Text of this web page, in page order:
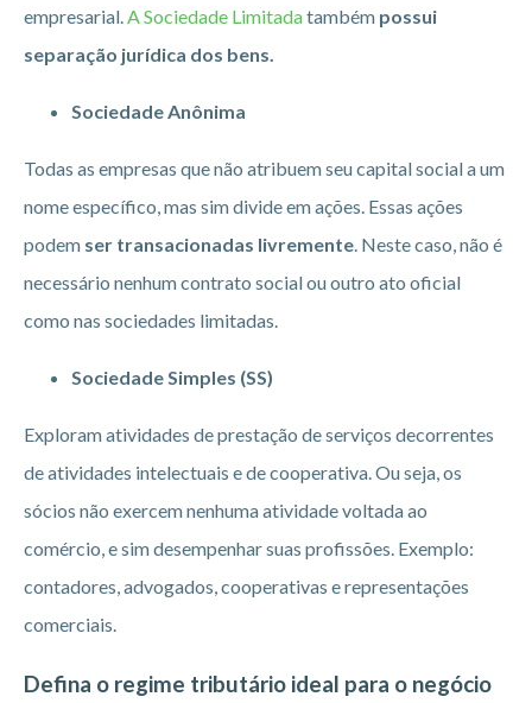
empresarial.A Sociedade Limitadatambém possui
separação jurídica dos bens.
Sociedade Anônima
Todas as empresas que não atribuem seu capital social a um
nome específico, mas sim divide em ações. Essas ações
podem ser transacionadas livremente. Neste caso, não é
necessário nenhum contrato social ou outro ato oficial
como nas sociedades limitadas.
Sociedade Simples (SS)
Exploram atividades de prestação de serviços decorrentes
de atividades intelectuais e de cooperativa. Ou seja, os
sócios não exercem nenhuma atividade voltada ao
comércio, e sim desempenhar suas profissões. Exemplo:
contadores, advogados, cooperativas e representações
comerciais.
Defina o regime tributário ideal para o negócio